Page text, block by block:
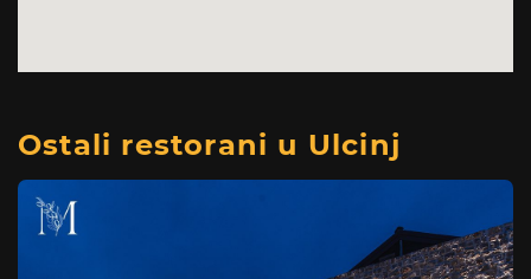
Ostali restorani u Ulcinj